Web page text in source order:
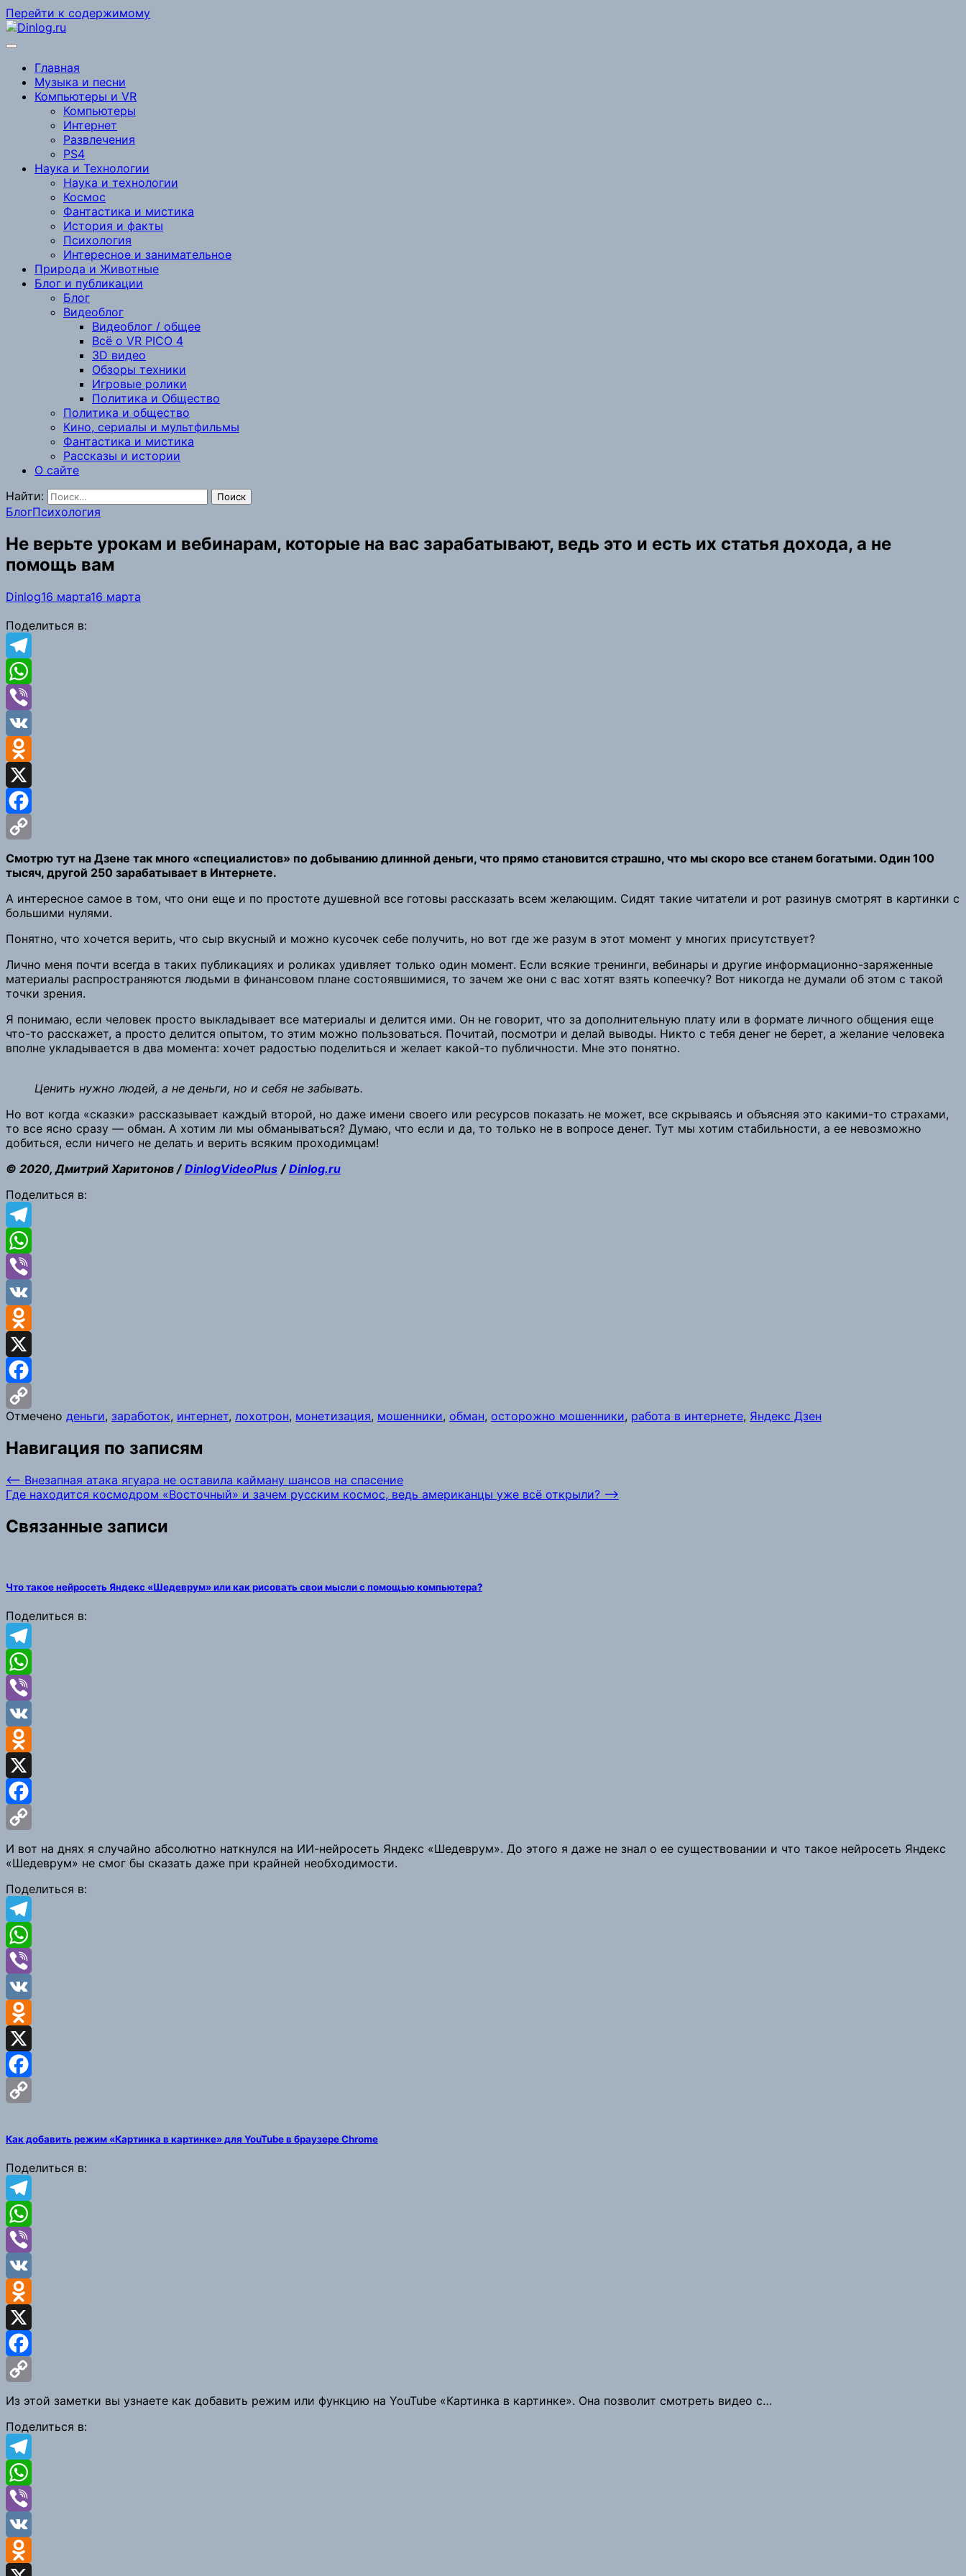
Перейти к содержимому
Главная
Музыка и песни
Компьютеры и VR
Компьютеры
Интернет
Развлечения
PS4
Наука и Технологии
Наука и технологии
Космос
Фантастика и мистика
История и факты
Психология
Интересное и занимательное
Природа и Животные
Блог и публикации
Блог
Видеоблог
Видеоблог / общее
Всё о VR PICO 4
3D видео
Обзоры техники
Игровые ролики
Политика и Общество
Политика и общество
Кино, сериалы и мультфильмы
Фантастика и мистика
Рассказы и истории
О сайте
Найти:
БлогПсихология
Не верьте урокам и вебинарам, которые на вас зарабатывают, ведь это и есть их статья дохода, а не
помощь вам
Dinlog16 марта16 марта
Поделиться в:
Telegram
WhatsApp
Viber
VK
Odnoklassniki
X
Facebook
Copy
Link
Смотрю тут на Дзене так много «специалистов» по добыванию длинной деньги, что прямо становится страшно, что мы скоро все станем богатыми. Один 100
тысяч, другой 250 зарабатывает в Интернете.
А интересное самое в том, что они еще и по простоте душевной все готовы рассказать всем желающим. Сидят такие читатели и рот разинув смотрят в картинки с
большими нулями.
Понятно, что хочется верить, что сыр вкусный и можно кусочек себе получить, но вот где же разум в этот момент у многих присутствует?
Лично меня почти всегда в таких публикациях и роликах удивляет только один момент. Если всякие тренинги, вебинары и другие информационно-заряженные
материалы распространяются людьми в финансовом плане состоявшимися, то зачем же они с вас хотят взять копеечку? Вот никогда не думали об этом с такой
точки зрения.
Я понимаю, если человек просто выкладывает все материалы и делится ими. Он не говорит, что за дополнительную плату или в формате личного общения еще
что-то расскажет, а просто делится опытом, то этим можно пользоваться. Почитай, посмотри и делай выводы. Никто с тебя денег не берет, а желание человека
вполне укладывается в два момента: хочет радостью поделиться и желает какой-то публичности. Мне это понятно.
Ценить нужно людей, а не деньги, но и себя не забывать.
Но вот когда «сказки» рассказывает каждый второй, но даже имени своего или ресурсов показать не может, все скрываясь и объясняя это какими-то страхами,
то все ясно сразу — обман. А хотим ли мы обманываться? Думаю, что если и да, то только не в вопросе денег. Тут мы хотим стабильности, а ее невозможно
добиться, если ничего не делать и верить всяким проходимцам!
© 2020, Дмитрий Харитонов / DinlogVideoPlus / Dinlog.ru
Поделиться в:
Telegram
WhatsApp
Viber
VK
Odnoklassniki
X
Facebook
Copy
Link
Отмечено деньги, заработок, интернет, лохотрон, монетизация, мошенники, обман, осторожно мошенники, работа в интернете, Яндекс Дзен
Навигация по записям
⟵ Внезапная атака ягуара не оставила кайману шансов на спасение
Где находится космодром «Восточный» и зачем русским космос, ведь американцы уже всё открыли? ⟶
Связанные записи
Что такое нейросеть Яндекс «Шедеврум» или как рисовать свои мысли с помощью компьютера?
Поделиться в:
Telegram
WhatsApp
Viber
VK
Odnoklassniki
X
Facebook
Copy
Link
И вот на днях я случайно абсолютно наткнулся на ИИ-нейросеть Яндекс «Шедеврум». До этого я даже не знал о ее существовании и что такое нейросеть Яндекс
«Шедеврум» не смог бы сказать даже при крайней необходимости.
Поделиться в:
Telegram
WhatsApp
Viber
VK
Odnoklassniki
X
Facebook
Link
Как добавить режим «Картинка в картинке» для YouTube в браузере Chrome
Поделиться в:
Telegram
WhatsApp
Viber
VK
Odnoklassniki
X
Facebook
Copy
Link
Из этой заметки вы узнаете как добавить режим или функцию на YouTube «Картинка в картинке». Она позволит смотреть видео с…
Поделиться в:
Telegram
WhatsApp
Viber
VK